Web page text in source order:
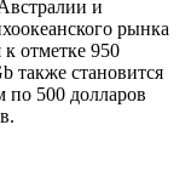
и
рынка
отметке 950
также становится
по 500 долларов